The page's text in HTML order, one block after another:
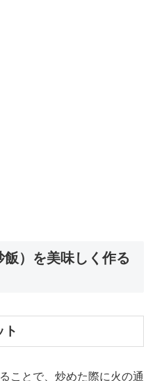
）を美味しく作る
ト
ことで、炒めた際に火の通